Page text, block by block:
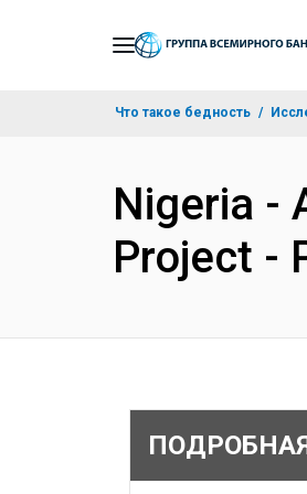
Что такое бедность
Nigeria -
Project -